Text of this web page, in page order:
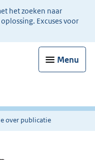
het zoeken naar
Excuses voor
Menu
over publicatie